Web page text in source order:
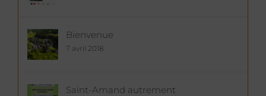
Bienvenue
7 avril 2018
Saint-Amand autrement